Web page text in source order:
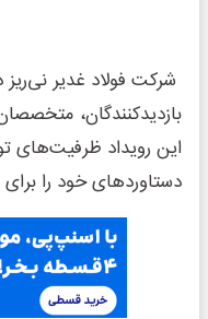
شرکت فولاد غدیر
بازدیدکنندگان،
این رویداد ظرفیت‌های
دستاوردهای خود را